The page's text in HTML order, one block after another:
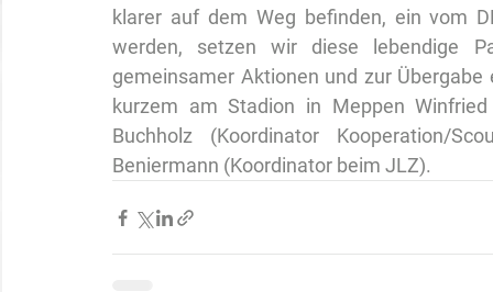
klarer auf dem Weg befinden, ein vom
werden, setzen wir diese lebendige
gemeinsamer Aktionen und zur
kurzem am Stadion in Meppen
Buchholz (Koordinator Kooperation/
Beniermann (Koordinator beim JLZ).